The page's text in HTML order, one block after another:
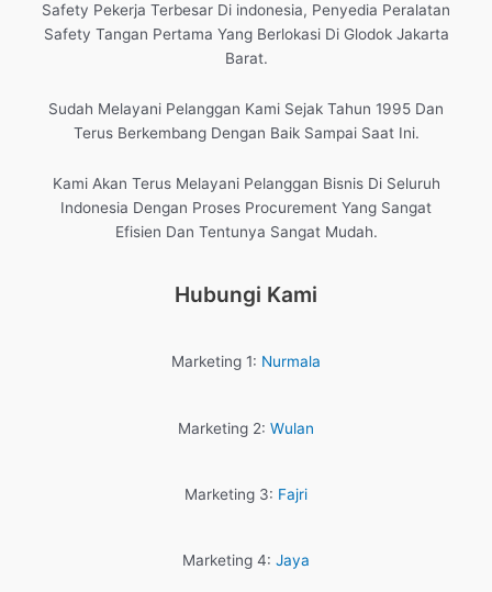
Safety Pekerja Terbesar Di indonesia, Penyedia Peralatan
Safety Tangan Pertama Yang Berlokasi Di Glodok Jakarta
Barat.
Sudah Melayani Pelanggan Kami Sejak Tahun 1995 Dan
Terus Berkembang Dengan Baik Sampai Saat Ini.
Kami Akan Terus Melayani Pelanggan Bisnis Di Seluruh
Indonesia Dengan Proses Procurement Yang Sangat
Efisien Dan Tentunya Sangat Mudah.
Hubungi Kami
Marketing 1: Nurmala
Marketing 2: Wulan
Marketing 3: Fajri
Marketing 4: Jaya